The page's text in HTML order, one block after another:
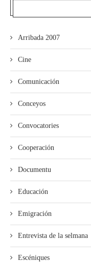
Arribada 2007
Cine
Comunicación
Conceyos
Convocatories
Cooperación
Documentu
Educación
Emigración
Entrevista de la selmana
Escéniques